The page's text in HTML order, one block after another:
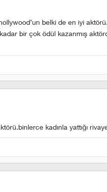
belki de en iyi
bir çok ödül kazanmış
kadınla yattığı